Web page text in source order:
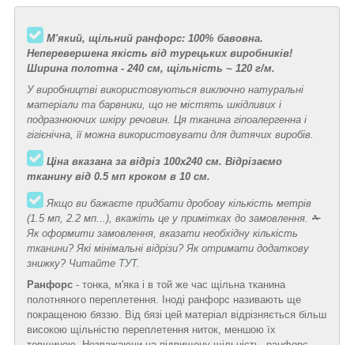
М'який, щільний ранфорс: 100% бавовна.
Неперевершена якість від турецьких виробників!
Ширина полотна - 240 см, щільність ~ 120 г/м.
У виробництві використовуються виключно натуральні
матеріали та барвники, що не містять шкідливих і
подразнюючих шкіру речовин. Ця тканина гіпоалергенна і
гігієнічна, її можна використовувати для дитячих виробів.
Ціна вказана за відріз 100х240 см. Відрізаємо
тканину від 0.5 мп кроком в 10 см.
Якщо ви бажаєте придбати дробову кількість метрів
(1.5 мп, 2.2 мп...), вкажіть це у примітках до замовлення. ✁
Як оформити замовлення, вказати необхідну кількість
тканини? Які мінімальні відрізи? Як отримати додаткову
знижку? Читайте ТУТ.
Ранфорс - тонка, м'яка і в той же час щільна тканина
полотняного переплетення. Іноді ранфорс називають ще
покращеною бяззю. Від бязі цей матеріал відрізняється більш
високою щільністю переплетення ниток, меншою їх